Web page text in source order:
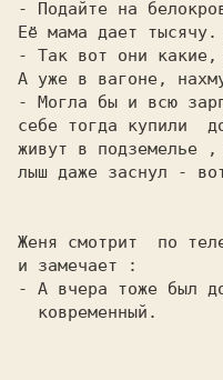
- Могла бы и всю
себе тогда купили
живут в подземелье
лыш даже заснул -
Женя смотрит  по
- А вчера тоже был